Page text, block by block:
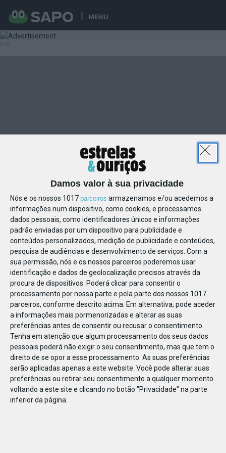
MENU
Damos valor à sua privacidade
Nós e os nossos 1017 parceiros armazenamos e/ou acedemos a
informações num dispositivo, como cookies, e processamos
dados pessoais, como identificadores únicos e informações
padrão enviadas por um dispositivo para publicidade e
conteúdos personalizados, medição de publicidade e conteúdos,
pesquisa de audiências e desenvolvimento de serviços. Com a
sua permissão, nós e os nossos parceiros poderemos usar
identificação e dados de geolocalização precisos através da
procura de dispositivos. Poderá clicar para consentir o
processamento por nossa parte e pela parte dos nossos 1017
parceiros, conforme descrito acima. Em alternativa, pode aceder
a informações mais pormenorizadas e alterar as suas
preferências antes de consentir ou recusar o consentimento.
Tenha em atenção que algum processamento dos seus dados
pessoais poderá não exigir o seu consentimento, mas que tem o
direito de se opor a esse processamento. As suas preferências
serão aplicadas apenas a este website. Você pode alterar suas
preferências ou retirar seu consentimento a qualquer momento
voltando a este site e clicando no botão "Privacidade" na parte
inferior da página.
51056673973456